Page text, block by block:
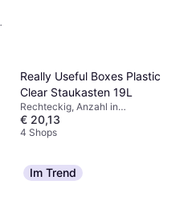
Really Useful Boxes Plastic
Clear Staukasten 19L
Rechteckig, Anzahl in
Verpackung: 1, Material:
Polypropylen, Kunststoff, 19 Liter
€ 20,13
4 Shops
Im Trend